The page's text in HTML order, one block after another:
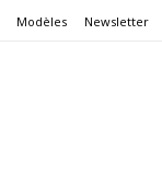
Modèles Newsletter